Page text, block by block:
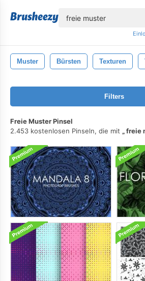
Muster Bürsten Texturen
Filters
Freie Muster Pinsel
2.453 kostenlosen Pinseln, die mit
freie